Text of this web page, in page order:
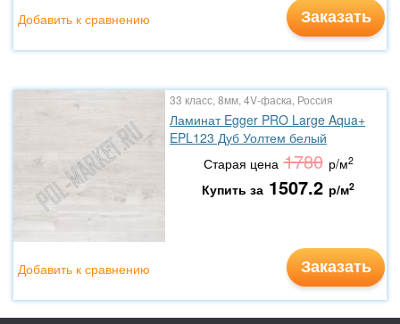
Заказать
Добавить к сравнению
33 класс, 8мм, 4V-фаска, Россия
Ламинат Egger PRO Large Aqua+
EPL123 Дуб Уолтем белый
Старая цена 1780 р/м2
Купить за 1507.2 р/м2
Заказать
Добавить к сравнению